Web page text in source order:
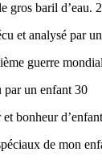
gros baril d’eau.
et analysé par
guerre
par un enfant 30
bonheur
de mon